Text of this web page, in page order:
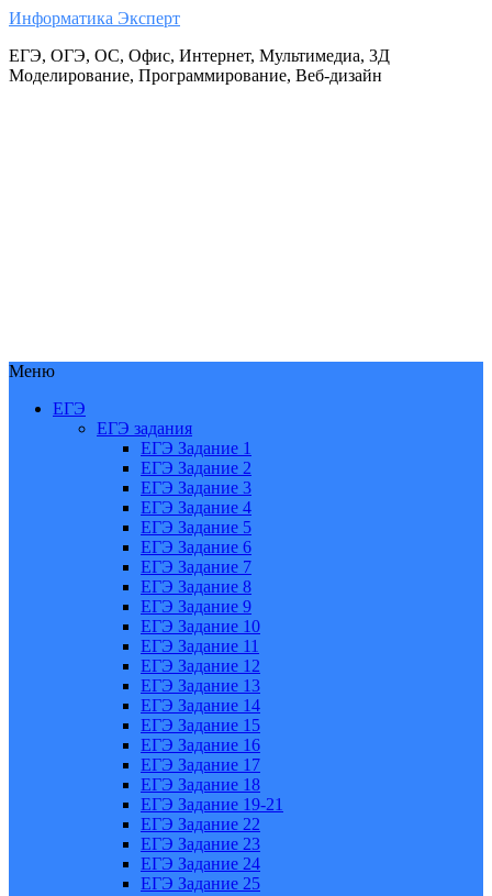
Информатика Эксперт
ЕГЭ, ОГЭ, ОС, Офис, Интернет, Мультимедиа, 3Д
Моделирование, Программирование, Веб-дизайн
Меню
ЕГЭ
ЕГЭ задания
ЕГЭ Задание 1
ЕГЭ Задание 2
ЕГЭ Задание 3
ЕГЭ Задание 4
ЕГЭ Задание 5
ЕГЭ Задание 6
ЕГЭ Задание 7
ЕГЭ Задание 8
ЕГЭ Задание 9
ЕГЭ Задание 10
ЕГЭ Задание 11
ЕГЭ Задание 12
ЕГЭ Задание 13
ЕГЭ Задание 14
ЕГЭ Задание 15
ЕГЭ Задание 16
ЕГЭ Задание 17
ЕГЭ Задание 18
ЕГЭ Задание 19-21
ЕГЭ Задание 22
ЕГЭ Задание 23
ЕГЭ Задание 24
ЕГЭ Задание 25